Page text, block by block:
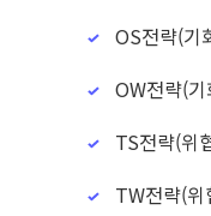
OS전략(기
OW전략(
TS전략(위
TW전략(위